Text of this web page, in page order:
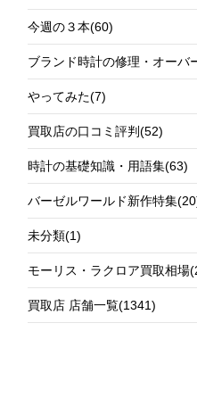
今週の３本(60)
ブランド時計の修理・オーバ
やってみた(7)
買取店の口コミ評判(52)
時計の基礎知識・用語集(63)
バーゼルワールド新作特集
未分類(1)
モーリス・ラクロア買取相場
買取店 店舗一覧(1341)